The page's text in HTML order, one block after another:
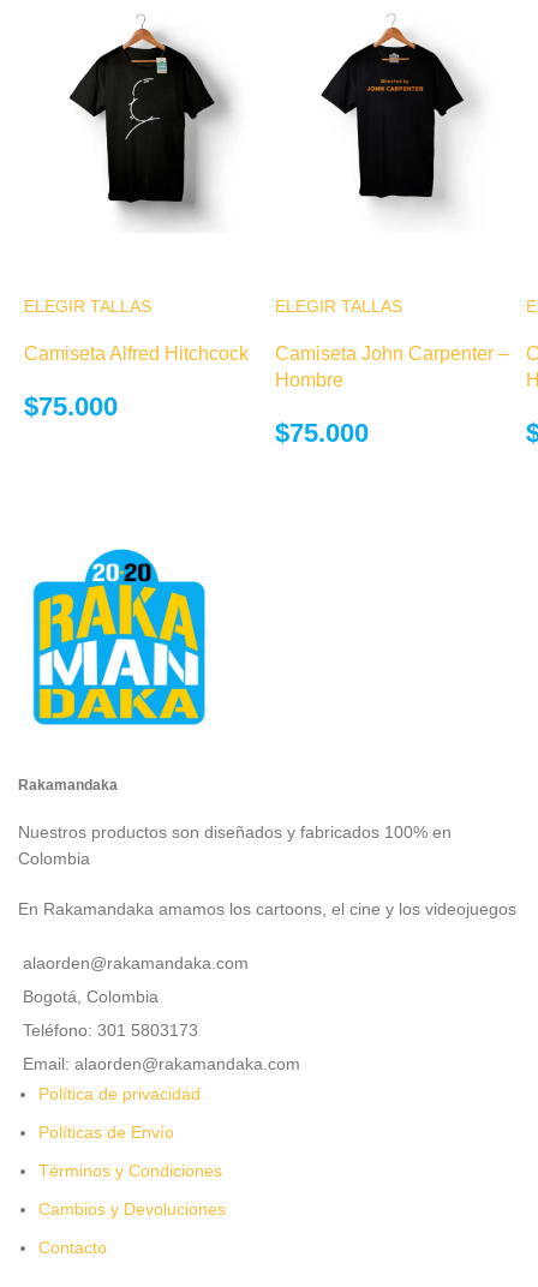
ELEGIR TALLAS
variantes. Las
Camiseta Alfred Hitchcock
$75.000
ELEGIR TALLAS
variantes. Las
Camiseta John Carpenter –
Hombre
$75.000
Rakamandaka
Nuestros productos son diseñados y fabricados 100% en
Colombia
En Rakamandaka amamos los cartoons, el cine y los videojuegos
alaorden@rakamandaka.com
Bogotá, Colombia
Teléfono: 301 5803173
Email: alaorden@rakamandaka.com
Política de privacidad
Políticas de Envío
Términos y Condiciones
Cambios y Devoluciones
Contacto